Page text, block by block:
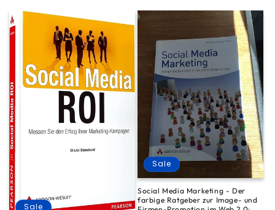
Sale
Sale
Social Media Marketing - Der
farbige Ratgeber zur Image- und